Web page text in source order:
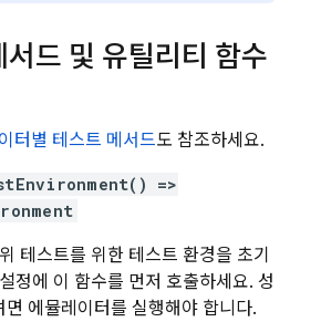
드 및 유틸리티 함수
터별 테스트 메서드도 참조하세요.
=>
테스트를 위한 테스트 환경을 초기
정에 이 함수를 먼저 호출하세요. 성
에뮬레이터를 실행해야 합니다.